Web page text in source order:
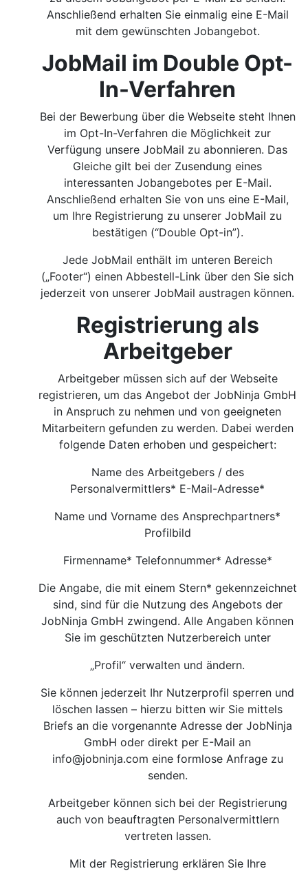
Anschließend erhalten Sie einmalig eine E-Mail
mit dem gewünschten Jobangebot.
JobMail im Double Opt-
In-Verfahren
Bei der Bewerbung über die Webseite steht Ihnen
im Opt-In-Verfahren die Möglichkeit zur
Verfügung unsere JobMail zu abonnieren. Das
Gleiche gilt bei der Zusendung eines
interessanten Jobangebotes per E-Mail.
Anschließend erhalten Sie von uns eine E-Mail,
um Ihre Registrierung zu unserer JobMail zu
bestätigen (“Double Opt-in”).
Jede JobMail enthält im unteren Bereich
(„Footer“) einen Abbestell-Link über den Sie sich
jederzeit von unserer JobMail austragen können.
Registrierung als
Arbeitgeber
Arbeitgeber müssen sich auf der Webseite
registrieren, um das Angebot der JobNinja GmbH
in Anspruch zu nehmen und von geeigneten
Mitarbeitern gefunden zu werden. Dabei werden
folgende Daten erhoben und gespeichert:
Name des Arbeitgebers / des
Personalvermittlers* E-Mail-Adresse*
Name und Vorname des Ansprechpartners*
Profilbild
Firmenname* Telefonnummer* Adresse*
Die Angabe, die mit einem Stern* gekennzeichnet
sind, sind für die Nutzung des Angebots der
JobNinja GmbH zwingend. Alle Angaben können
Sie im geschützten Nutzerbereich unter
„Profil“ verwalten und ändern.
Sie können jederzeit Ihr Nutzerprofil sperren und
löschen lassen – hierzu bitten wir Sie mittels
Briefs an die vorgenannte Adresse der JobNinja
GmbH oder direkt per E-Mail an
info@jobninja.com eine formlose Anfrage zu
senden.
Arbeitgeber können sich bei der Registrierung
auch von beauftragten Personalvermittlern
vertreten lassen.
Mit der Registrierung erklären Sie Ihre